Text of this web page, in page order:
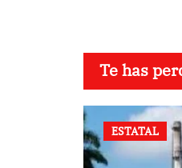
Te has
ESTATAL